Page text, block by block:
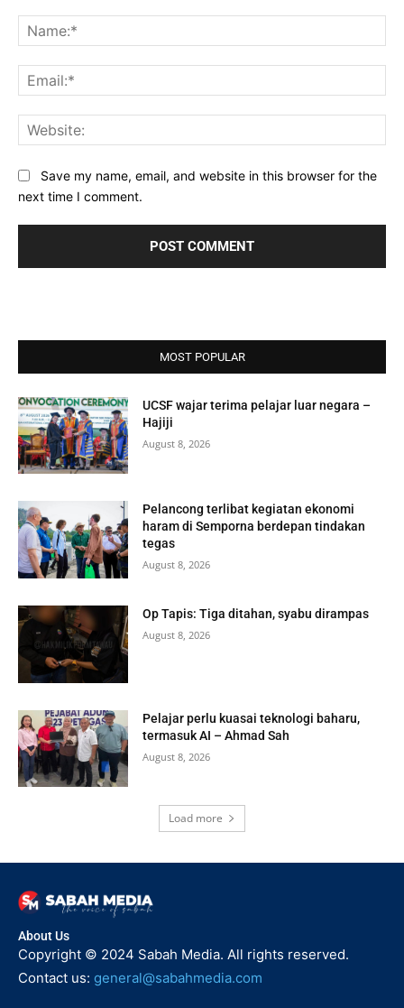
Save my name, email, and website in this browser for the
next time I comment.
MOST POPULAR
UCSF wajar terima pelajar luar negara –
Hajiji
August 8, 2026
Pelancong terlibat kegiatan ekonomi
haram di Semporna berdepan tindakan
tegas
August 8, 2026
Op Tapis: Tiga ditahan, syabu dirampas
August 8, 2026
Pelajar perlu kuasai teknologi baharu,
termasuk AI – Ahmad Sah
August 8, 2026
Load more
About Us
Copyright © 2024 Sabah Media. All rights reserved.
Contact us: general@sabahmedia.com